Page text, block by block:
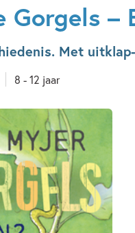
Gorgels –
Met
8 - 12 jaar